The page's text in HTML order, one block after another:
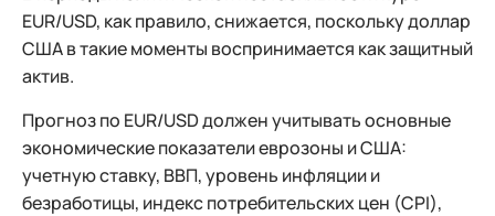
EUR/USD, как правило, снижается, поскольку доллар
США в такие моменты воспринимается как защитный
актив.
Прогноз по EUR/USD должен учитывать основные
экономические показатели еврозоны и США:
учетную ставку, ВВП, уровень инфляции и
безработицы, индекс потребительских цен (CPI),